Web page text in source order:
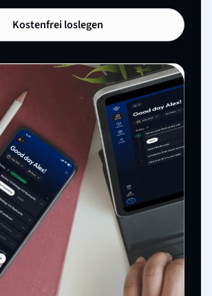
Kostenfrei loslegen